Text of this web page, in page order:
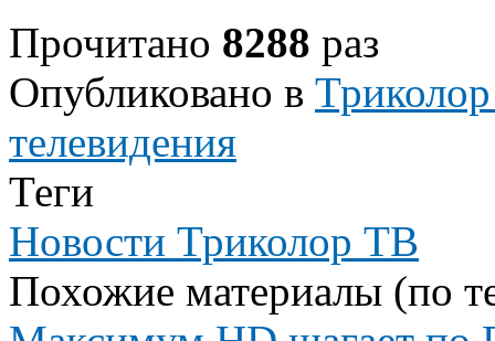
Прочитано 8288 раз
Опубликовано в
телевидения
Теги
Новости Триколор ТВ
Похожие материалы (по